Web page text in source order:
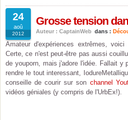
24
aoû
2012
Grosse tension
Auteur : CaptainWeb dans :
Amateur d'expériences extrêmes,
Certe, ce n'est peut-être pas aussi
de youporn, mais j'adore l'idée. Fallait y
rendre le tout interessant,
conseille de courir sur son channel
vidéos géniales (y compris de l'UrbEx!).